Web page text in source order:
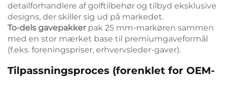
detailforhandlere af golftilbehør og tilbyd eksklusive
designs, der skiller sig ud på markedet.
To-dels gavepakker pak 25 mm-markøren sammen
med en stor mærket base til premiumgaveformål
(f.eks. foreningspriser, erhvervsleder-gaver).
Tilpassningsproces (forenklet for OEM-